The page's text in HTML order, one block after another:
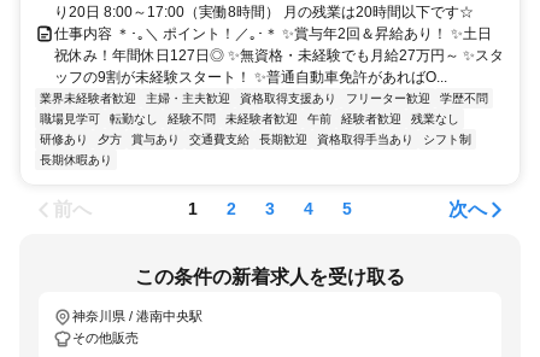
り20日 8:00～17:00（実働8時間） 月の残業は20時間以下です☆
仕事内容 ＊･｡＼ ポイント！／｡･＊ ✨賞与年2回＆昇給あり！ ✨土日
祝休み！年間休日127日◎ ✨無資格・未経験でも月給27万円～ ✨スタ
ッフの9割が未経験スタート！ ✨普通自動車免許があればO...
業界未経験者歓迎 主婦・主夫歓迎 資格取得支援あり フリーター歓迎
学歴不問
職場見学可
転勤なし 経験不問 未経験者歓迎 午前 経験者歓迎
残業なし
研修あり
夕方 賞与あり 交通費支給 長期歓迎 資格取得手当あり
シフト制
長期休暇あり
前へ 1 2 3 4 5 次へ
この条件の新着求人を受け取る
神奈川県 / 港南中央駅
その他販売